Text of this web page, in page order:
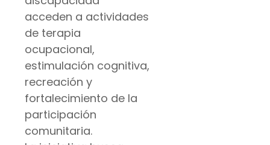
acceden a actividades
de terapia
ocupacional,
estimulación cognitiva,
recreación y
fortalecimiento de la
participación
comunitaria.